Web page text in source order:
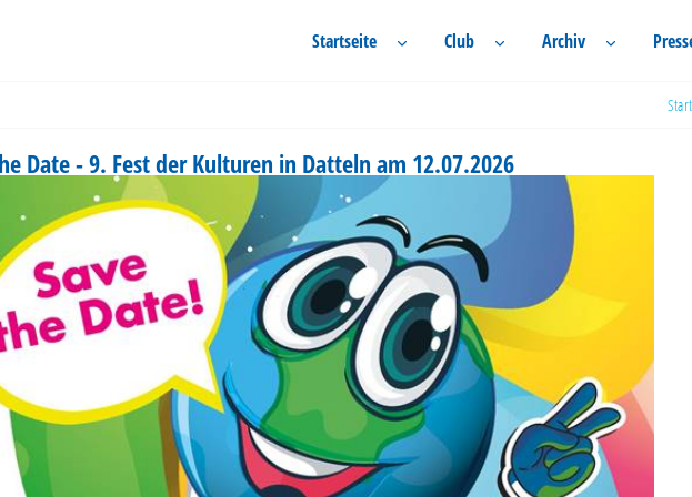
Startseite Club Archiv
Date - 9. Fest der Kulturen in Datteln am 12.07.2026